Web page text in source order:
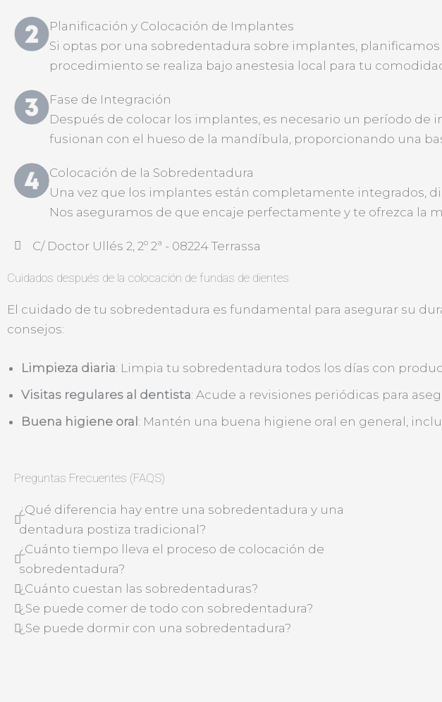
Planificación y Colocación de Implantes
Si optas por una sobredentadura sobre implantes,
procedimiento se realiza bajo anestesia local para tu
Fase de Integración
Después de colocar los implantes, es necesario un período
fusionan con el hueso de la mandíbula, proporcionando una
Colocación de la Sobredentadura
Una vez que los implantes están completamente integrados,
Nos aseguramos de que encaje perfectamente y te ofrezca la
C/ Doctor Ullés 2, 2º 2ª - 08224 Terrassa
Cuidados después de la colocación de fundas de dientes
El cuidado de tu sobredentadura es fundamental para asegurar su
consejos:
Limpieza diaria: Limpia tu sobredentadura todos los días con
Visitas regulares al dentista: Acude a revisiones periódicas para
Buena higiene oral: Mantén una buena higiene oral en general,
Preguntas Frecuentes (FAQS)
¿Qué diferencia hay entre una sobredentadura y una
dentadura postiza tradicional?
¿Cuánto tiempo lleva el proceso de colocación de
sobredentadura?
¿Cuánto cuestan las sobredentaduras?
¿Se puede comer de todo con sobredentadura?
¿Se puede dormir con una sobredentadura?